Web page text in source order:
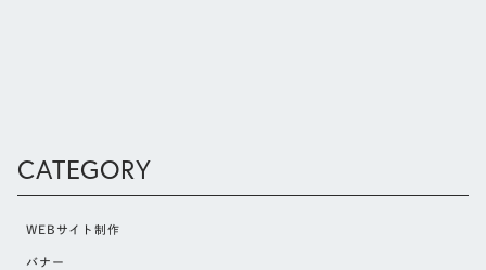
CATEGORY
WEBサイト制作
バナー